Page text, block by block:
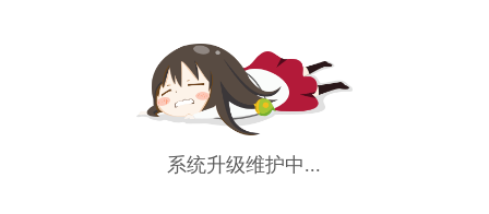
系统升级维护中...